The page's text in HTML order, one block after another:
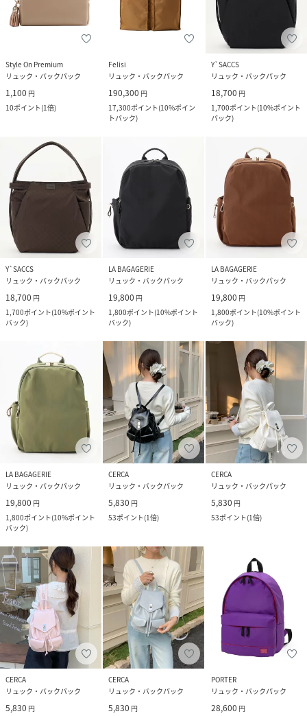
Style On Premium
リュック・バックパック
1,100 円
10ポイント(1倍)
Felisi
リュック・バックパック
190,300 円
17,300ポイント(10%ポイン
トバック)
Y`SACCS
リュック・バックパック
18,700 円
1,700ポイント(10%ポイント
バック)
Y`SACCS
リュック・バックパック
18,700 円
1,700ポイント(10%ポイント
バック)
LA BAGAGERIE
リュック・バックパック
19,800 円
1,800ポイント(10%ポイント
バック)
LA BAGAGERIE
リュック・バックパック
19,800 円
1,800ポイント(10%ポイント
バック)
LA BAGAGERIE
リュック・バックパック
19,800 円
1,800ポイント(10%ポイント
バック)
CERCA
リュック・バックパック
5,830 円
53ポイント(1倍)
CERCA
リュック・バックパック
5,830 円
53ポイント(1倍)
CERCA
リュック・バックパック
5,830 円
CERCA
リュック・バックパック
5,830 円
PORTER
リュック・バックパック
28,600 円